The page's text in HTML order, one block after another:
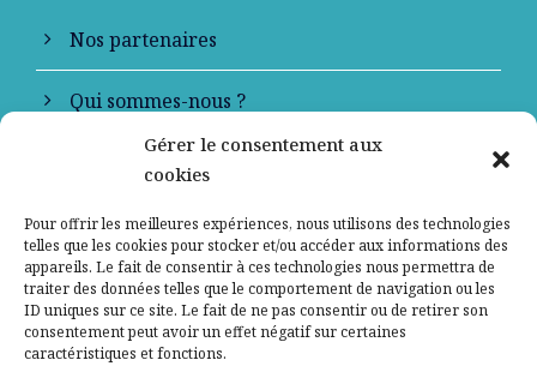
Gérer le consentement aux
cookies
Pour offrir les meilleures expériences, nous utilisons des technologies
telles que les cookies pour stocker et/ou accéder aux informations des
appareils. Le fait de consentir à ces technologies nous permettra de
traiter des données telles que le comportement de navigation ou les
ID uniques sur ce site. Le fait de ne pas consentir ou de retirer son
consentement peut avoir un effet négatif sur certaines
caractéristiques et fonctions.
Nos partenaires
Qui sommes-nous ?
Contactez-nous
Mentions légales
Politique de confidentialité